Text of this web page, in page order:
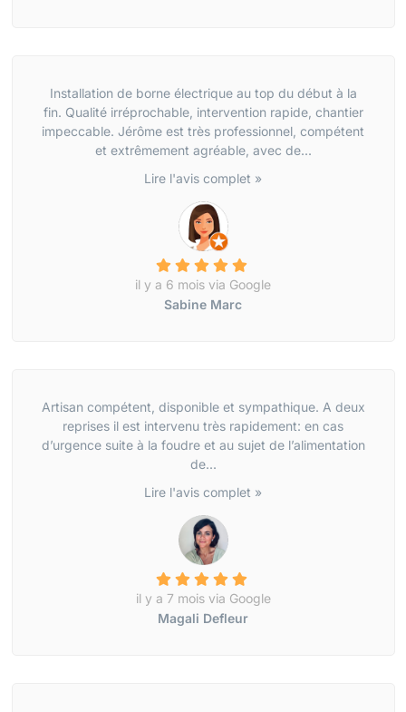
Installation de borne électrique au top du début à la
fin. Qualité irréprochable, intervention rapide, chantier
impeccable. Jérôme est très professionnel, compétent
et extrêmement agréable, avec de...
Lire l'avis complet »
il y a 6 mois via Google
Sabine Marc
Artisan compétent, disponible et sympathique. A deux
reprises il est intervenu très rapidement: en cas
d’urgence suite à la foudre et au sujet de l’alimentation
de...
Lire l'avis complet »
il y a 7 mois via Google
Magali Defleur